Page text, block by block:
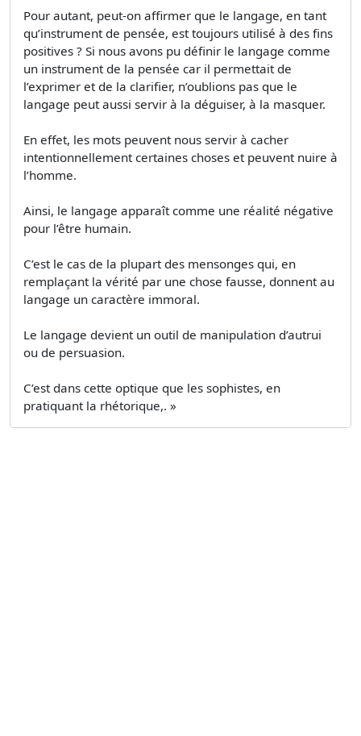
Pour autant, peut-on affirmer que le langage, en tant
qu’instrument de pensée, est toujours utilisé à des fins
positives ? Si nous avons pu définir le langage comme
un instrument de la pensée car il permettait de
l’exprimer et de la clarifier, n’oublions pas que le
langage peut aussi servir à la déguiser, à la masquer.
En effet, les mots peuvent nous servir à cacher
intentionnellement certaines choses et peuvent nuire à
l’homme.
Ainsi, le langage apparaît comme une réalité négative
pour l’être humain.
C’est le cas de la plupart des mensonges qui, en
remplaçant la vérité par une chose fausse, donnent au
langage un caractère immoral.
Le langage devient un outil de manipulation d’autrui
ou de persuasion.
C’est dans cette optique que les sophistes, en
pratiquant la rhétorique,. »